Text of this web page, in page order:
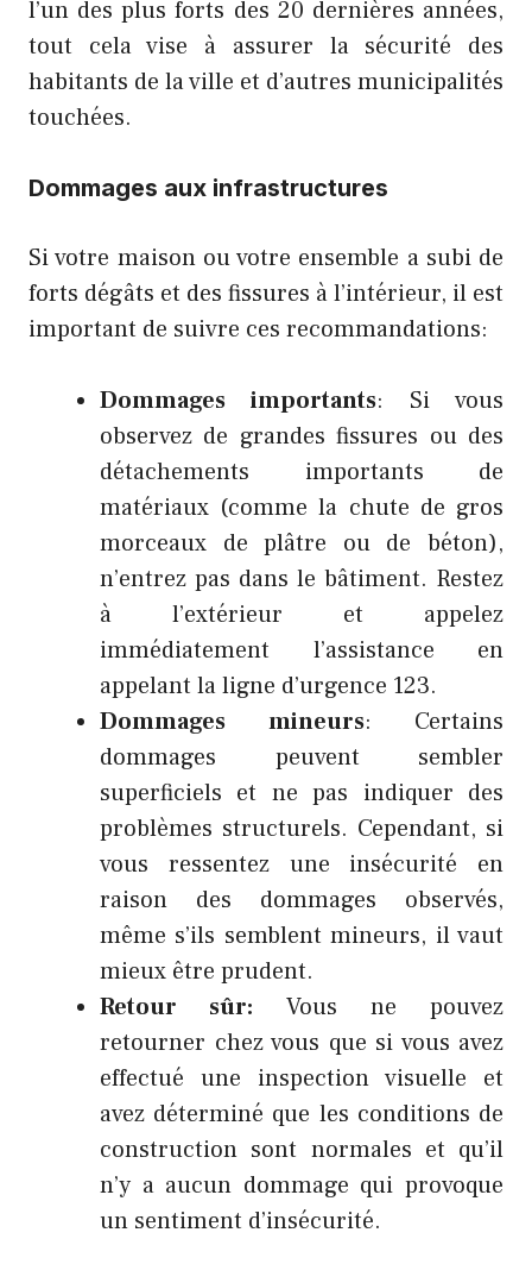
l’un des plus forts des 20 dernières années,
tout cela vise à assurer la sécurité des
habitants de la ville et d’autres municipalités
touchées.
Dommages aux infrastructures
Si votre maison ou votre ensemble a subi de
forts dégâts et des fissures à l’intérieur, il est
important de suivre ces recommandations:
Dommages importants: Si vous
observez de grandes fissures ou des
détachements importants de
matériaux (comme la chute de gros
morceaux de plâtre ou de béton),
n’entrez pas dans le bâtiment. Restez
à l’extérieur et appelez
immédiatement l’assistance en
appelant la ligne d’urgence 123.
Dommages mineurs: Certains
dommages peuvent sembler
superficiels et ne pas indiquer des
problèmes structurels. Cependant, si
vous ressentez une insécurité en
raison des dommages observés,
même s’ils semblent mineurs, il vaut
mieux être prudent.
Retour sûr: Vous ne pouvez
retourner chez vous que si vous avez
effectué une inspection visuelle et
avez déterminé que les conditions de
construction sont normales et qu’il
n’y a aucun dommage qui provoque
un sentiment d’insécurité.